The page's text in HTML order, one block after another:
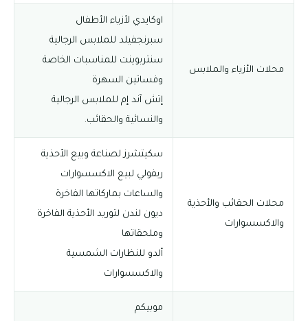
محلات الأزياء والملابس
اوكايدي لأزياء الأطفال
سبرنجفيلد للملابس الرجالية
سنتربوينت للمناسبات الخاصة
وفساتين السهرة
إتش آند إم للملابس الرجالية
والنسائية والحقائب.
محلات الحقائب والأحذية
والاكسسوارات
سكيتشرز لصناعة وبيع الأحذية
ريفولي لبيع الاكسسوارات
والساعات بماركاتها الفاخرة
ديون لندن لتوريد الأحذية الفاخرة
وملحقاتها
ألدو للنظارات الشمسية
والاكسسوارات
موبيكم